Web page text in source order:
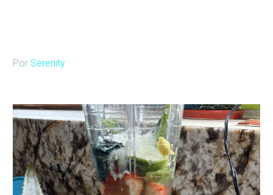
Por Serenity